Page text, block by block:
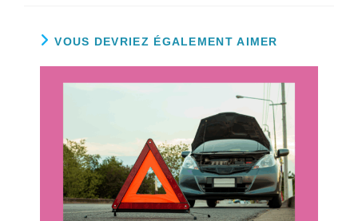
VOUS DEVRIEZ ÉGALEMENT AIMER